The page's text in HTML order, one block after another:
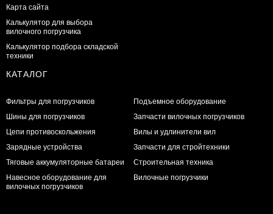
Карта сайта
Калькулятор для выбора
вилочного погрузчика
Калькулятор подбора складской
техники
КАТАЛОГ
Фильтры для погрузчиков
Шины для погрузчиков
Цепи противоскольжения
Зарядные устройства
Тяговые аккумуляторные батареи
Навесное оборудование для
вилочных погрузчиков
Подъемное оборудование
Запчасти вилочных погрузчиков
Вилы и удлинители вил
Запчасти для стройтехники
Строительная техника
Вилочные погрузчики